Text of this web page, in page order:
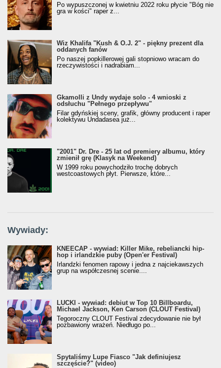
Po wypuszczonej w kwietniu 2022 roku płycie "Bóg nie
gra w kości" raper z...
Wiz Khalifa "Kush & O.J. 2" - piękny prezent dla
oddanych fanów
Po naszej popkillerowej gali stopniowo wracam do
rzeczywistości i nadrabiam...
Gkamolli z Undy wydaje solo - 4 wnioski z
odsłuchu "Pełnego przepływu"
Filar gdyńskiej sceny, grafik, główny producent i raper
kolektywu Undadasea już...
"2001" Dr. Dre - 25 lat od premiery albumu, który
zmienił grę (Klasyk na Weekend)
W 1999 roku powychodziło trochę dobrych
westcoastowych płyt. Pierwsze, które...
Wywiady:
KNEECAP - wywiad: Killer Mike, rebeliancki hip-
hop i irlandzkie puby (Open'er Festival)
Irlandzki fenomen rapowy i jedna z najciekawszych
grup na współczesnej scenie....
LUCKI - wywiad: debiut w Top 10 Billboardu,
Michael Jackson, Ken Carson (CLOUT Festival)
Tegoroczny CLOUT Festival zdecydowanie nie był
pozbawiony wrażeń. Niedługo po...
Spytaliśmy Lupe Fiasco "Jak definiujesz
szczęście?" (video)